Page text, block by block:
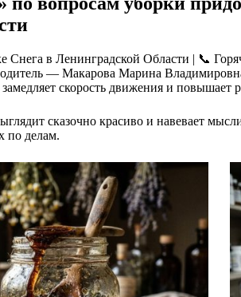
Снега в Ленинградской Области | 📞
— Макарова Марина
скорость движения и повышает
сказочно красиво и навевает
по делам.